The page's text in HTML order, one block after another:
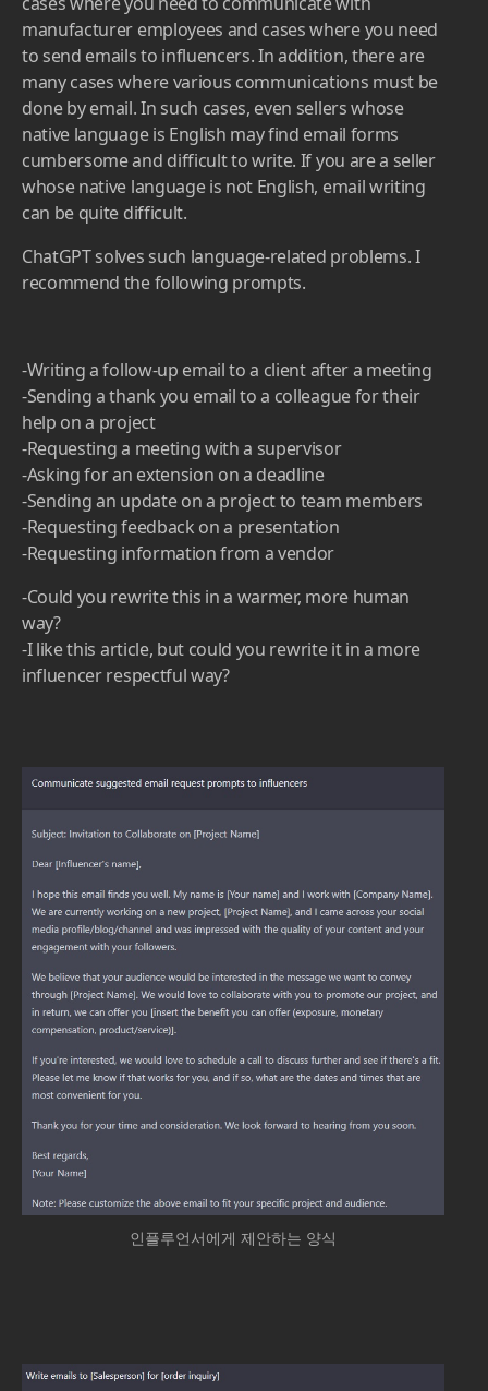
3.Writing various emails necessary for global selling
In many aspects of Amazon selling, there are many
things that need to be written in emails. There are
cases where you need to communicate with
manufacturer employees and cases where you need
to send emails to influencers. In addition, there are
many cases where various communications must be
native language is English may find email forms
cumbersome and difficult to write. If you are a seller
ChatGPT solves such language-related problems. I
recommend the following prompts.
-Writing a follow-up email to a client after a meeting
-Sending a thank you email to a colleague for their
help on a project
-Asking for an extension on a deadline
-Sending an update on a project to team members
-Requesting feedback on a presentation
-Requesting information from a vendor
-I like this article, but could you rewrite it in a more
인플루언서에게 제안하는 양식